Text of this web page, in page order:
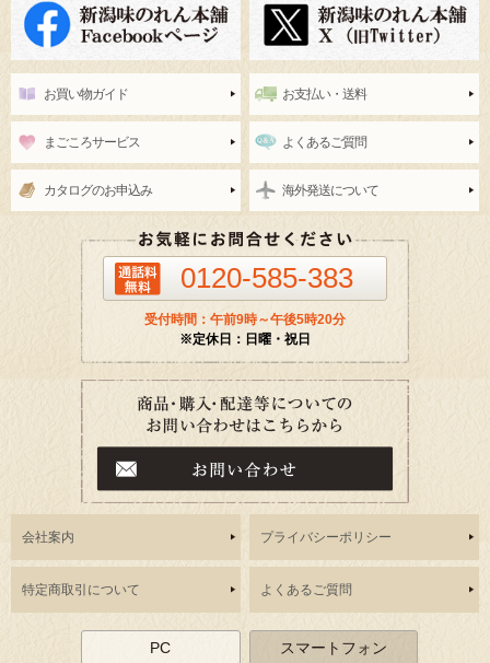
お買い物ガイド お支払い・送料
まごころサービス よくあるご質問
カタログのお申込み 海外発送について
0120-585-383
受付時間：午前9時～午後5時20分
※定休日：日曜・祝日
会社案内 プライバシーポリシー
特定商取引について よくあるご質問
PC スマートフォン